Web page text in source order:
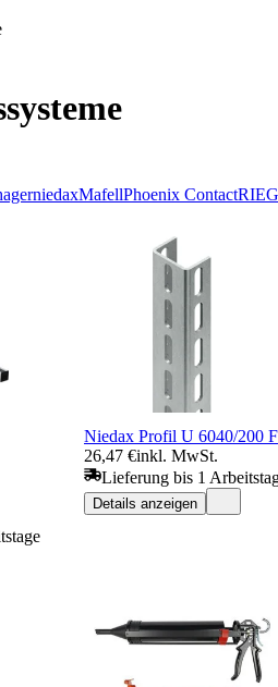
niedaxMafellPhoenix Contact
Niedax Profil U 6040/200 F
26,47 €inkl. MwSt.
Lieferung bis 1
Details anzeigen